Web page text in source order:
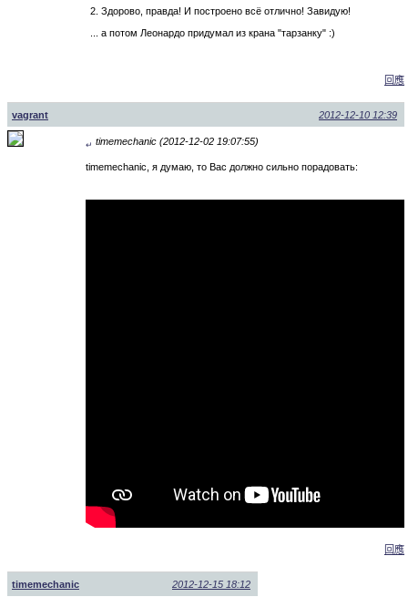
2. Здорово, правда! И построено всё отлично! Завидую!
... а потом Леонардо придумал из крана "тарзанку" :)
回應
vagrant 2012-12-10 12:39
↵ timemechanic (2012-12-02 19:07:55)
timemechanic, я думаю, то Вас должно сильно порадовать:
回應
timemechanic 2012-12-15 18:12